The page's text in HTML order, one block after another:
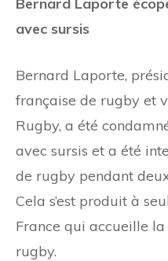
avec sursis
Bernard Laporte,
française de rugby et
Rugby, a été
avec sursis et a été
de rugby pendant
Cela s’est produit à
France qui accueille
rugby.